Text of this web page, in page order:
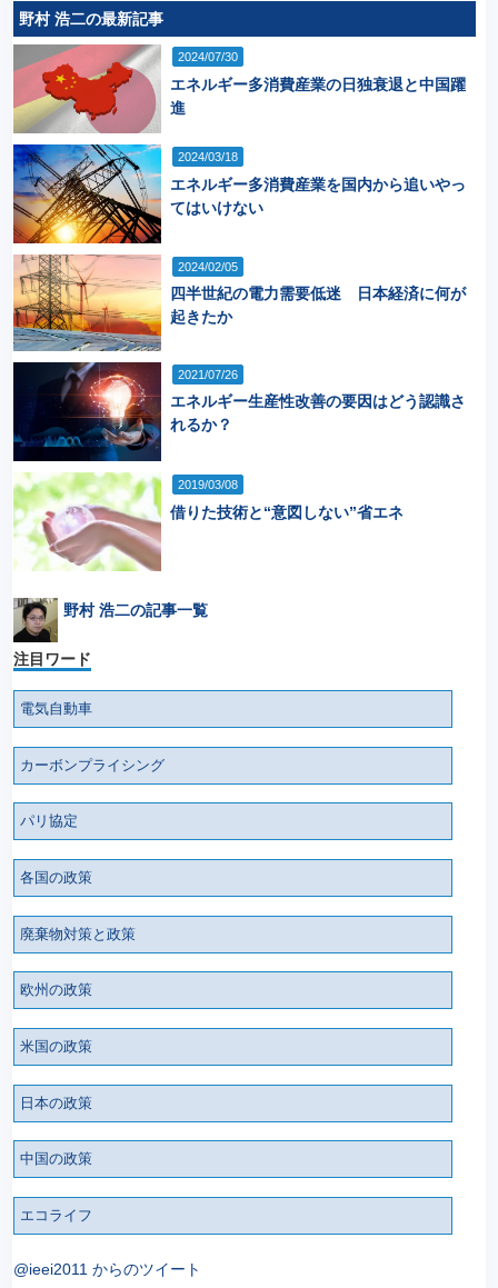
野村 浩二の最新記事
2024/07/30
エネルギー多消費産業の日独衰退と中国躍
進
2024/03/18
エネルギー多消費産業を国内から追いやっ
てはいけない
2024/02/05
四半世紀の電力需要低迷 日本経済に何が
起きたか
2021/07/26
エネルギー生産性改善の要因はどう認識さ
れるか？
2019/03/08
借りた技術と“意図しない”省エネ
野村 浩二の記事一覧
注目ワード
電気自動車
カーボンプライシング
パリ協定
各国の政策
廃棄物対策と政策
欧州の政策
米国の政策
日本の政策
中国の政策
エコライフ
@ieei2011 からのツイート